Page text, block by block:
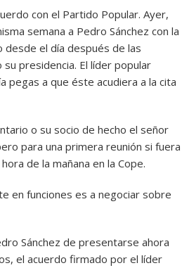
con el Partido Popular. Ayer,
semana a Pedro Sánchez con la
desde el día después de las
su presidencia. El líder popular
pegas a que éste acudiera a la cita
o su socio de hecho el señor
para una primera reunión si fuera
de la mañana en la Cope.
en funciones es a negociar sobre
Sánchez de presentarse ahora
el acuerdo firmado por el líder